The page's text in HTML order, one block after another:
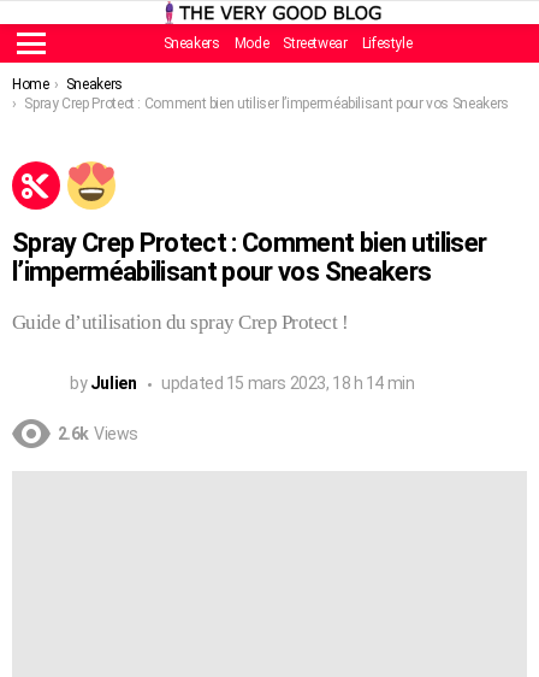
Menu
Sneakers Mode Streetwear Lifestyle
You are here:
Home
Sneakers
Spray Crep Protect : Comment bien utiliser l’imperméabilisant pour vos Sneakers
Spray Crep Protect : Comment bien utiliser
l’imperméabilisant pour vos Sneakers
Guide d’utilisation du spray Crep Protect !
by Julien updated 15 mars 2023, 18 h 14 min
2.6k Views